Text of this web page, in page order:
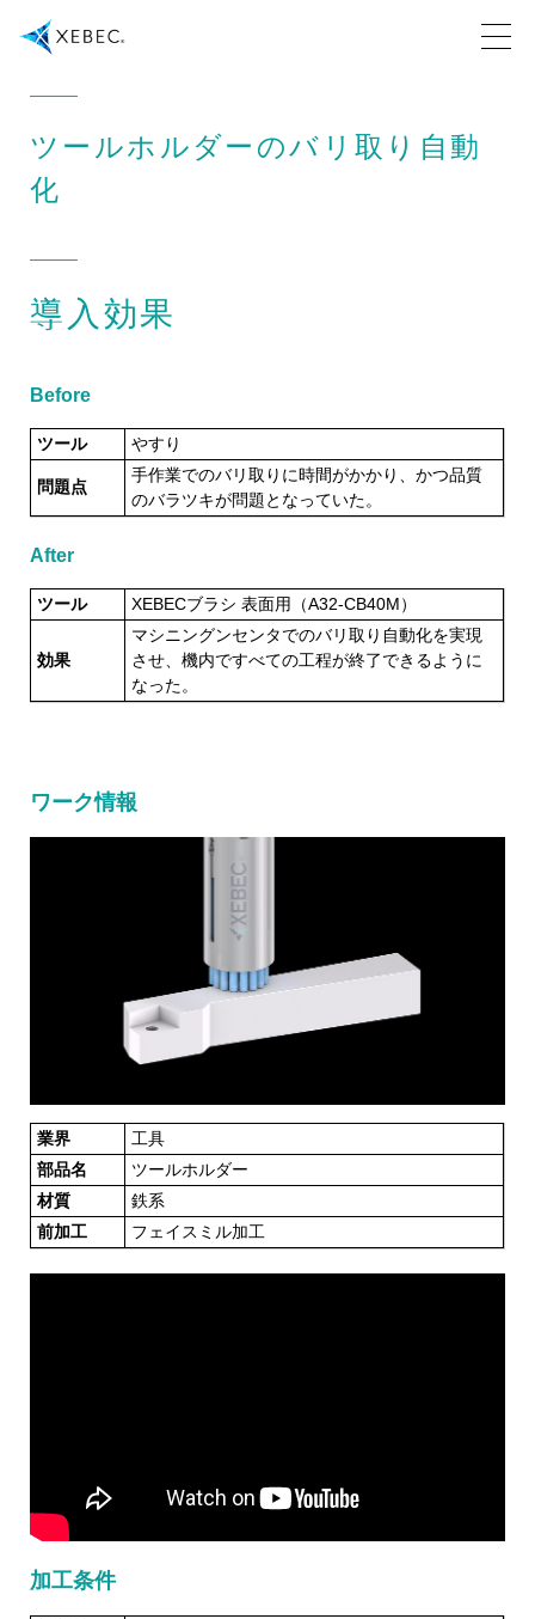
ツールホルダーのバリ取り自動
化
導入効果
Before
ツール やすり
問題点
手作業でのバリ取りに時間がかかり、かつ品質
のバラツキが問題となっていた。
After
ツール XEBECブラシ 表面用（A32-CB40M）
効果
マシニングンセンタでのバリ取り自動化を実現
させ、機内ですべての工程が終了できるように
なった。
ワーク情報
業界
工具
部品名
ツールホルダー
材質
鉄系
前加工
フェイスミル加工
加工条件